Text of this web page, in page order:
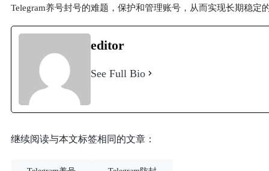
Telegram养号封号的难题，保护和管理账号，从而实现长期稳定
editor
See Full Bio
继续阅读与本文标签相同的文章：